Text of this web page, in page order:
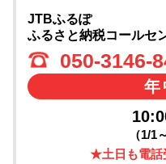
JTBふるぽ
ふるさと納税コールセ
050-3146-
年
（1/1
★土日も電話